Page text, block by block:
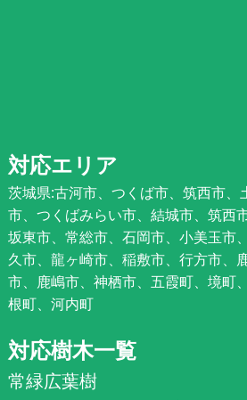
対応エリア
茨城県:古河市、つくば市、筑西市、
市、つくばみらい市、結城市、筑西
坂東市、常総市、石岡市、小美玉市
久市、龍ヶ崎市、稲敷市、行方市、
市、鹿嶋市、神栖市、五霞町、境町
根町、河内町
対応樹木一覧
常緑広葉樹